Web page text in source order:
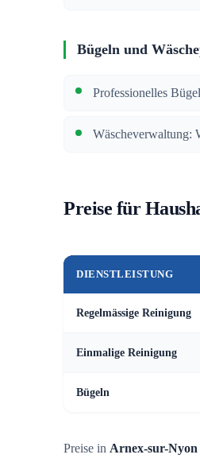
Bügeln und
Professionelles
Wäscheverwaltung:
Preise für
DIENSTLEISTUNG
Regelmässige Reinigung
Einmalige Reinigung
Bügeln
Preise in Arnex-sur-Nyon